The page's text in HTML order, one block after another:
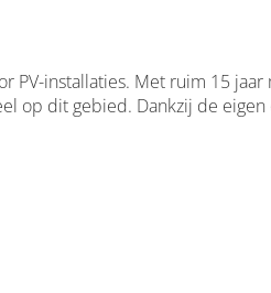
PV-installaties. Met ruim 15
op dit gebied. Dankzij de